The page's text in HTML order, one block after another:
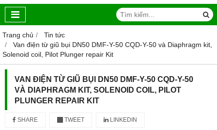
Trang chủ
Tin tức
Van điện từ giũ bụi DN50 DMF-Y-50 CQD-Y-50 và Diaphragm kit,
Solenoid coil, Pilot Plunger repair Kit
VAN ĐIỆN TỪ GIŨ BỤI DN50 DMF-Y-50 CQD-Y-50
VÀ DIAPHRAGM KIT, SOLENOID COIL, PILOT
PLUNGER REPAIR KIT
SHARE TWEET LINKEDIN